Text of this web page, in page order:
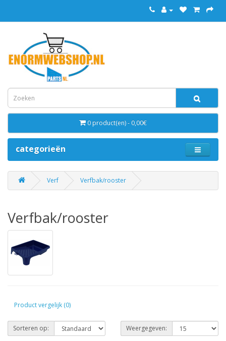
0 product(en) - 0,00€
categorieën
Verf Verfbak/rooster
Verfbak/rooster
Product vergelijk (0)
Sorteren op: Weergegeven: